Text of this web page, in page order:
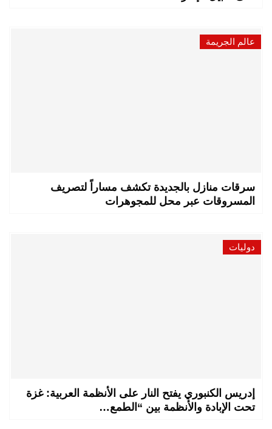
عالم الجريمة
سرقات منازل بالجديدة تكشف مساراً لتصريف
المسروقات عبر محل للمجوهرات
دوليات
إدريس الكنبوري يفتح النار على الأنظمة العربية: غزة
تحت الإبادة والأنظمة بين “الطمع…